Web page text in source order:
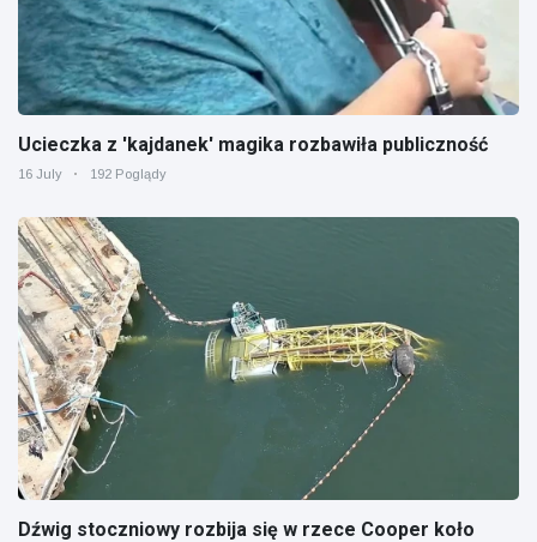
Ucieczka z 'kajdanek' magika rozbawiła publiczność
16 July 192 Poglądy
Dźwig stoczniowy rozbija się w rzece Cooper koło